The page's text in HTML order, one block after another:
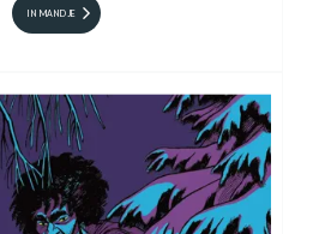
IN MANDJE